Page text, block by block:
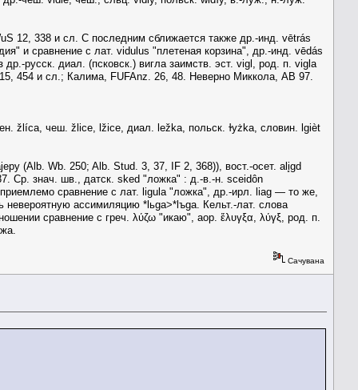
12, 338 и сл. С последним сближается также др.-инд. vētrás
и сравнение с лат. vidulus "плетеная корзина", др.-инд. vēdás
русск. диал. (псковск.) вигла заимств. эст. vigl, род. п. vigla
454 и сл.; Калима, FUFAnz. 26, 48. Неверно Миккола, АВ 97.
žlíса, чеш. žliсе, lžiсе, диал. lеžkа, польск. ɫуżkа, словин. lgièt
(Alb. Wb. 250; Alb. Stud. 3, 37, IF 2, 368)), вост.-осет. ali̥gd
Ср. знач. шв., датск. sked "ложка" : д.-в.-н. sceidôn
сравнение с лат. ligulа "ложка", др.-ирл. liag — то же,
ассимиляцию *lьgа>*lъgа. Кельт.-лат. слова
сравнение с греч. λύζω "икаю", аор. ἔλυγξα, λύγξ, род. п.
Сачувана